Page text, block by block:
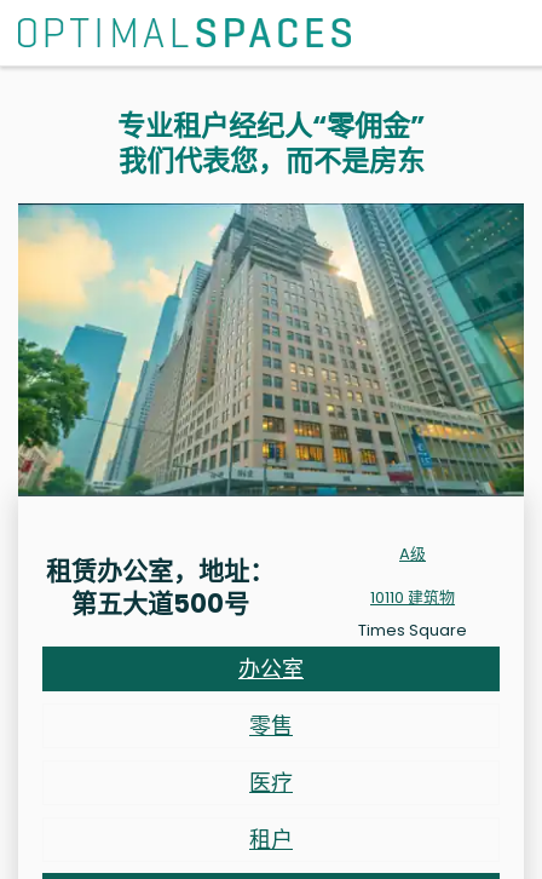
专业租户经纪人“零佣金”
我们代表您，而不是房东
租赁办公室，地址：
第五大道500号
A级
10110 建筑物
Times Square
办公室
零售
医疗
租户